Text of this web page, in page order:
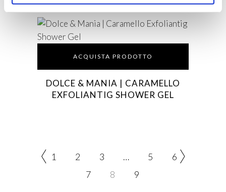
ACQUISTA PRODOTTO
DOLCE & MANIA | CARAMELLO
EXFOLIANTIG SHOWER GEL
1 2 3 … 5
6
7
8 9